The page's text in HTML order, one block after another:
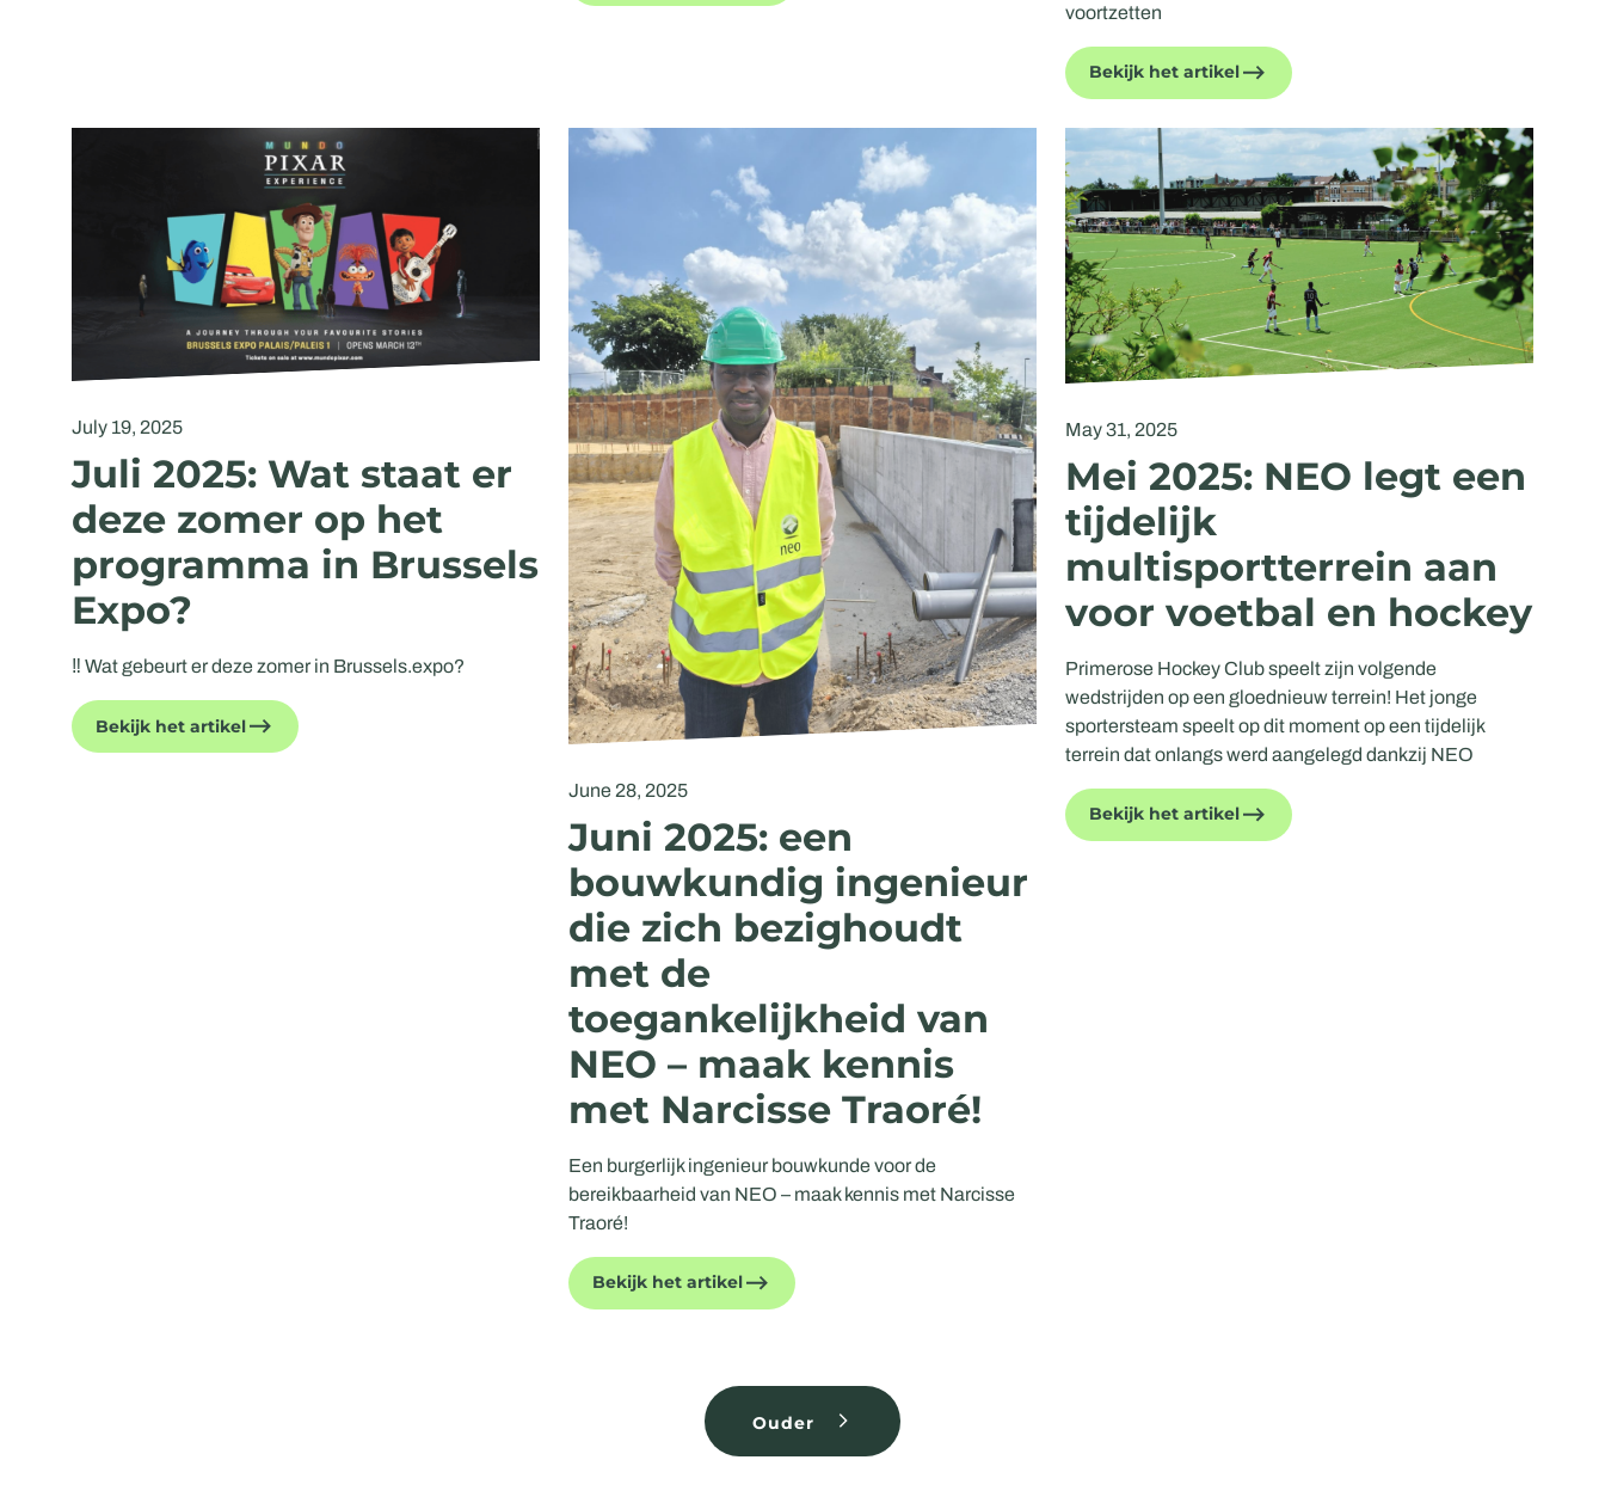
voortzetten
Bekijk het artikel
July 19, 2025
Juli 2025: Wat staat er
deze zomer op het
programma in Brussels
Expo?
‼️ Wat gebeurt er deze zomer in Brussels.expo?
Bekijk het artikel
June 28, 2025
Juni 2025: een
bouwkundig ingenieur
die zich bezighoudt
met de
toegankelijkheid van
NEO – maak kennis
met Narcisse Traoré!
Een burgerlijk ingenieur bouwkunde voor de
bereikbaarheid van NEO – maak kennis met Narcisse
Traoré!
Bekijk het artikel
May 31, 2025
Mei 2025: NEO legt een
tijdelijk
multisportterrein aan
voor voetbal en hockey
Primerose Hockey Club speelt zijn volgende
wedstrijden op een gloednieuw terrein! Het jonge
sportersteam speelt op dit moment op een tijdelijk
terrein dat onlangs werd aangelegd dankzij NEO
Bekijk het artikel
Ouder